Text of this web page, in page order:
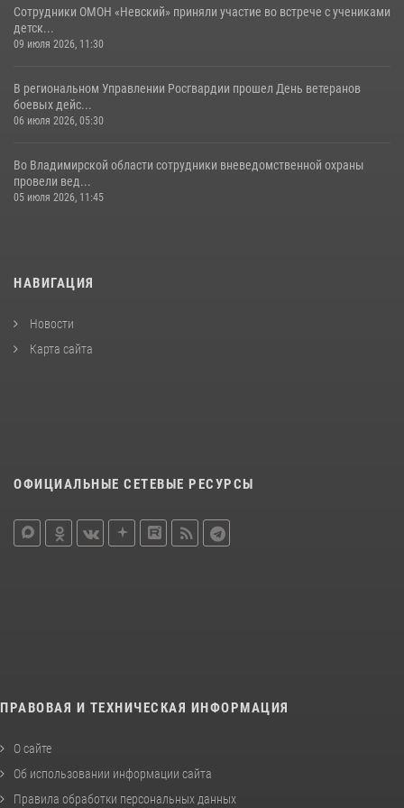
Сотрудники ОМОН «Невский» приняли участие во встрече с учениками
детск...
09 июля 2026, 11:30
В региональном Управлении Росгвардии прошел День ветеранов
боевых дейс...
06 июля 2026, 05:30
Во Владимирской области сотрудники вневедомственной охраны
провели вед...
05 июля 2026, 11:45
НАВИГАЦИЯ
Новости
Карта сайта
ОФИЦИАЛЬНЫЕ СЕТЕВЫЕ РЕСУРСЫ
ПРАВОВАЯ И ТЕХНИЧЕСКАЯ ИНФОРМАЦИЯ
О сайте
Об использовании информации сайта
Правила обработки персональных данных